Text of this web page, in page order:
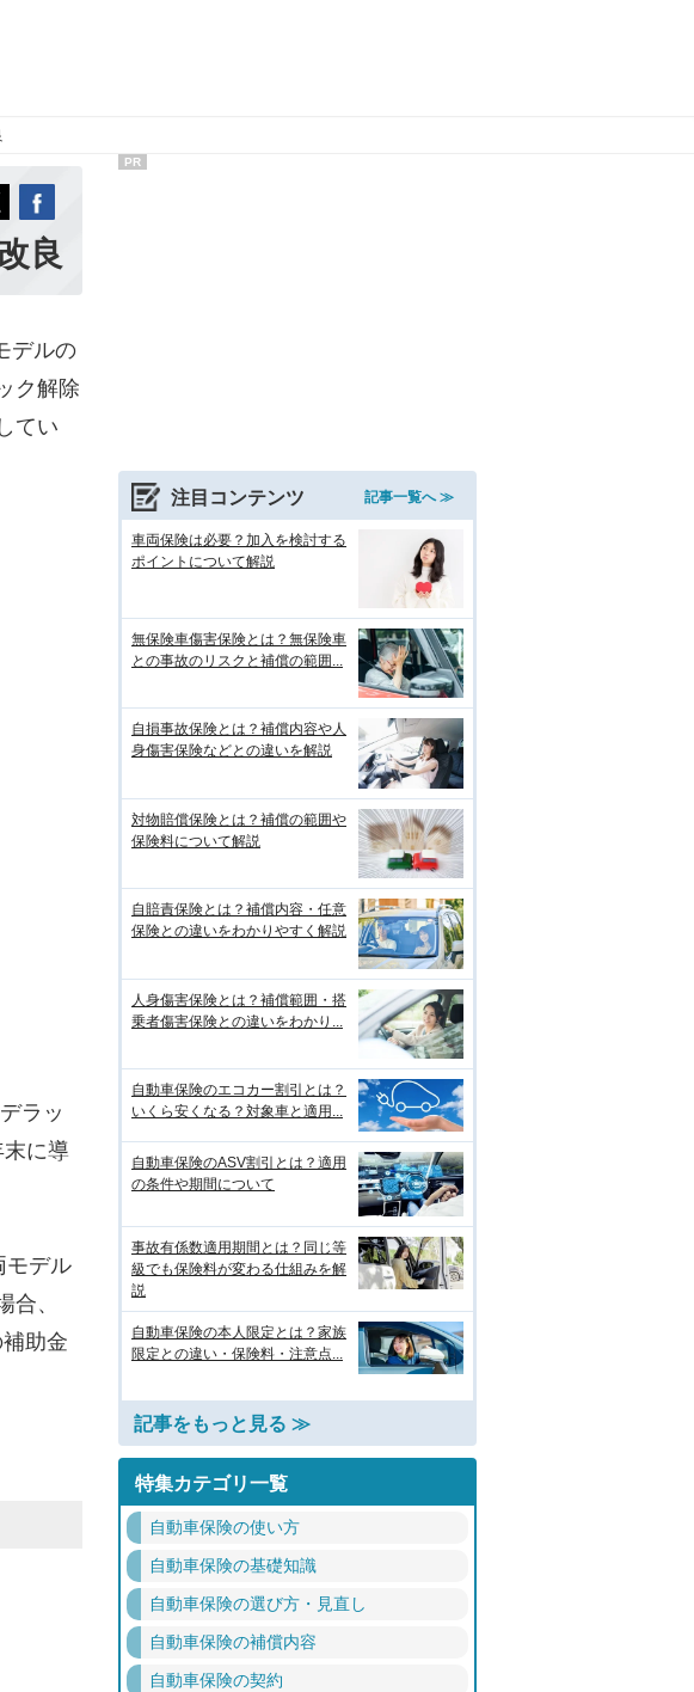
良
デルの
ク解除
てい
ラッ
に導
モデル
、
助金
PR
注目コンテンツ 記事一覧へ ≫
車両保険は必要？加入を検討する
ポイントについて解説
無保険車傷害保険とは？無保険車
との事故のリスクと補償の範囲...
自損事故保険とは？補償内容や人
身傷害保険などとの違いを解説
対物賠償保険とは？補償の範囲や
保険料について解説
自賠責保険とは？補償内容・任意
保険との違いをわかりやすく解説
人身傷害保険とは？補償範囲・搭
乗者傷害保険との違いをわかり...
自動車保険のエコカー割引とは？
いくら安くなる？対象車と適用...
自動車保険のASV割引とは？適用
の条件や期間について
事故有係数適用期間とは？同じ等
級でも保険料が変わる仕組みを解
説
自動車保険の本人限定とは？家族
限定との違い・保険料・注意点...
記事をもっと見る ≫
特集カテゴリ一覧
自動車保険の使い方
自動車保険の基礎知識
自動車保険の選び方・見直し
自動車保険の補償内容
自動車保険の契約